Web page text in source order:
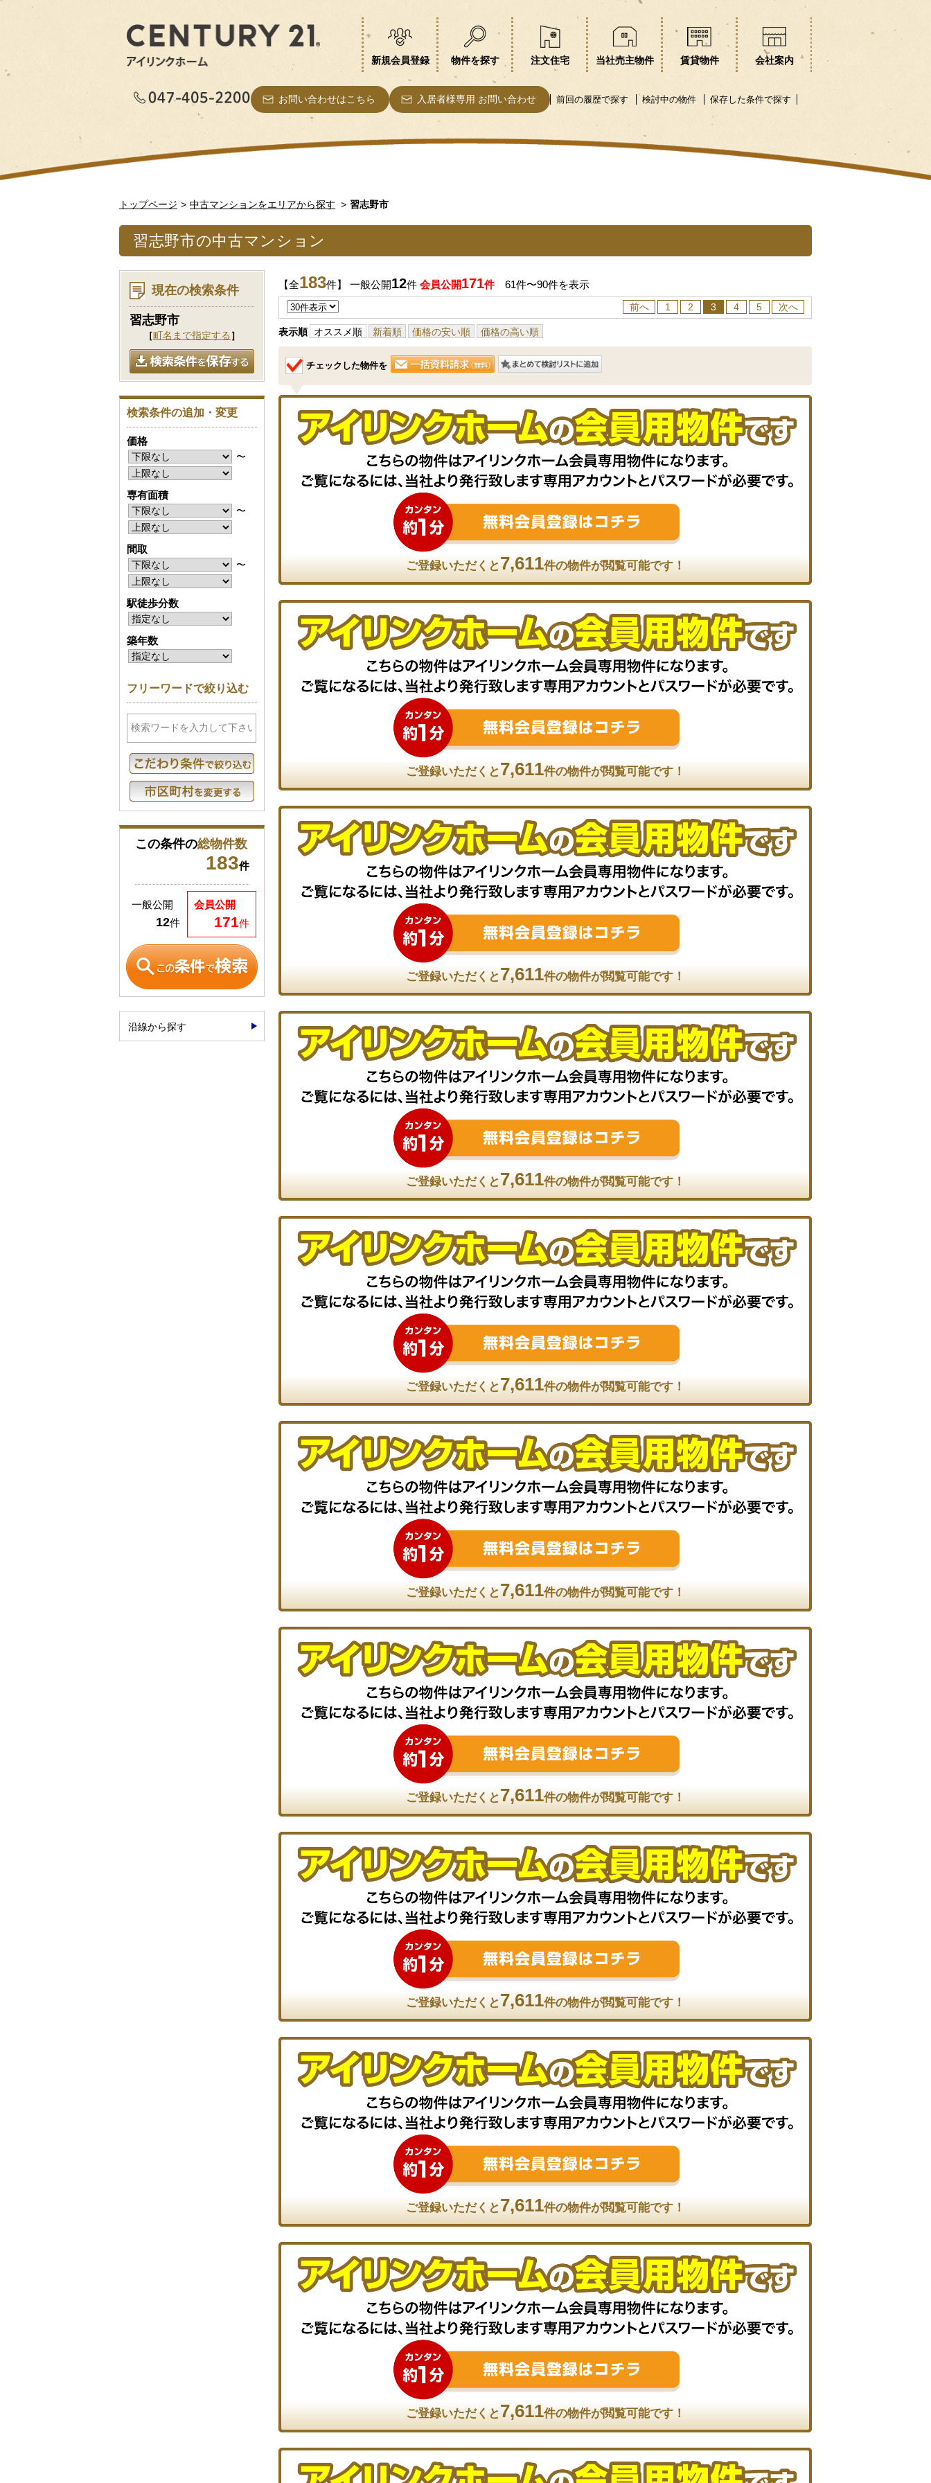
新規会員登録 物件を探す 注文住宅 当社売主物件 賃貸物件 会社案内
お問い合わせはこちら 入居者様専用 お問い合わせ 前回の履歴で探す 検討中の物件 保存した条件で探す
トップページ 中古マンションをエリアから探す 習志野市
習志野市の中古マンション
【全183件】 一般公開12件 会員公開171件61件〜90件を表示
前へ 1 2 3 4 5 次へ
表示順 オススメ順 新着順 価格の安い順 価格の高い順
チェックした物件を
ご登録いただくと7,611件の物件が閲覧可能です！
ご登録いただくと7,611件の物件が閲覧可能です！
ご登録いただくと7,611件の物件が閲覧可能です！
ご登録いただくと7,611件の物件が閲覧可能です！
ご登録いただくと7,611件の物件が閲覧可能です！
ご登録いただくと7,611件の物件が閲覧可能です！
ご登録いただくと7,611件の物件が閲覧可能です！
ご登録いただくと7,611件の物件が閲覧可能です！
ご登録いただくと7,611件の物件が閲覧可能です！
ご登録いただくと7,611件の物件が閲覧可能です！
現在の検索条件
習志野市
［町名まで指定する ］
検索条件の追加・変更
価格
〜
専有面積
〜
間取
〜
駅徒歩分数
築年数
フリーワードで絞り込む
この条件の総物件数
183件
会員公開
171件
一般公開
12件
沿線から探す